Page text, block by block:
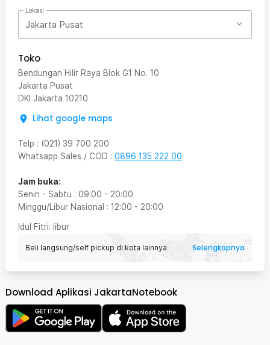
Lokasi
Jakarta Pusat
Toko
Bendungan Hilir Raya Blok G1 No. 10
Jakarta Pusat
DKI Jakarta 10210
Lihat google maps
Telp : (021) 39 700 200
Whatsapp Sales / COD : 0896 135 222 00
Jam buka:
Senin - Sabtu : 09:00 - 20:00
Minggu/Libur Nasional : 12:00 - 20:00
Idul Fitri: libur
Beli langsung/self pickup di kota lainnya Selengkapnya
Download Aplikasi JakartaNotebook